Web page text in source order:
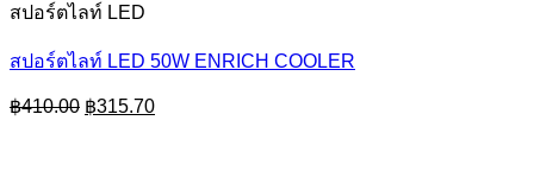
สปอร์ตไลท์ LED
สปอร์ตไลท์ LED 50W ENRICH COOLER
฿410.00 Original
฿315.70Current